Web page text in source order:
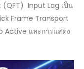
(QFT) Input Lag เป็น
Frame Transport
Active และการแสดง